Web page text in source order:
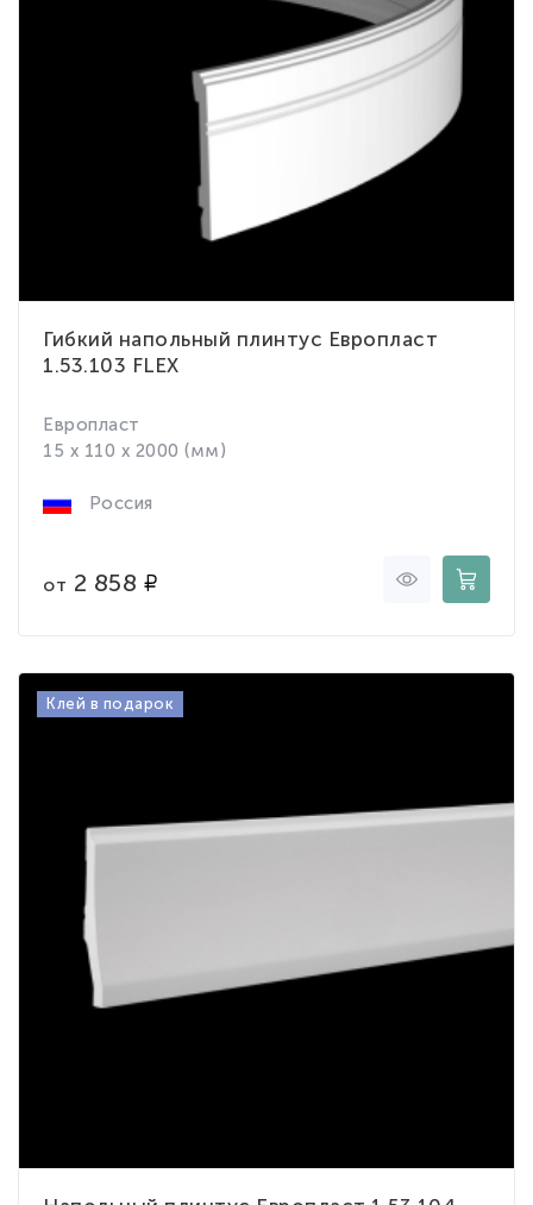
Гибкий напольный плинтус Европласт
1.53.103 FLEX
Европласт
15 x 110 x 2000 (мм)
Россия
от 2 858
Клей в подарок